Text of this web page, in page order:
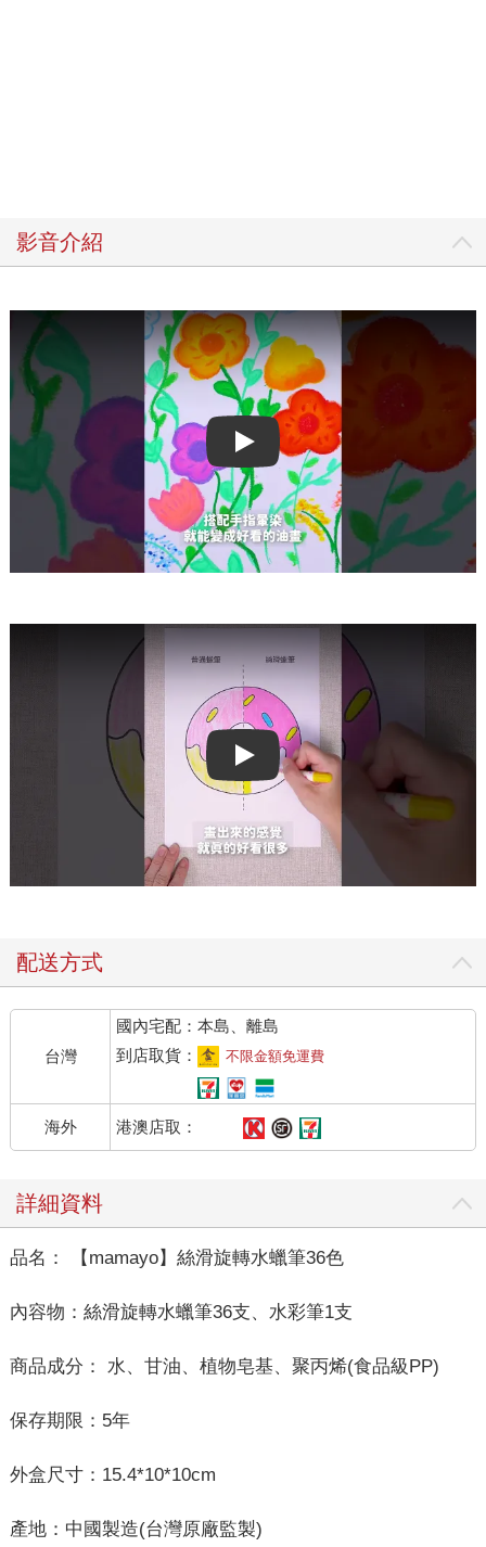
影音介紹
Play video
Play video
配送方式
台灣
國內宅配：本島、離島
到店取貨：
不限金額免運費
海外 港澳店取：
詳細資料
品名： 【mamayo】絲滑旋轉水蠟筆36色
內容物：絲滑旋轉水蠟筆36支、水彩筆1支
商品成分： 水、甘油、植物皂基、聚丙烯(食品級PP)
保存期限：5年
外盒尺寸：15.4*10*10cm
產地：中國製造(台灣原廠監製)